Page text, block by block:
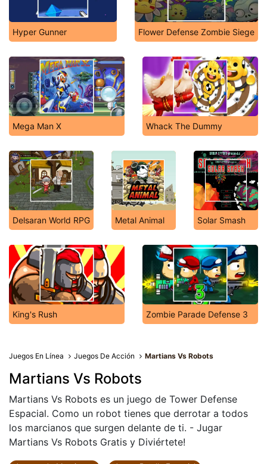
Hyper Gunner Flower Defense Zombie Siege
Mega Man X Whack The Dummy
Delsaran World RPG Metal Animal Solar Smash
King's Rush Zombie Parade Defense 3
Juegos En Línea Juegos De Acción Martians Vs Robots
Martians Vs Robots
Martians Vs Robots es un juego de Tower Defense
Espacial. Como un robot tienes que derrotar a todos
los marcianos que surgen delante de ti. - Jugar
Martians Vs Robots Gratis y Diviértete!